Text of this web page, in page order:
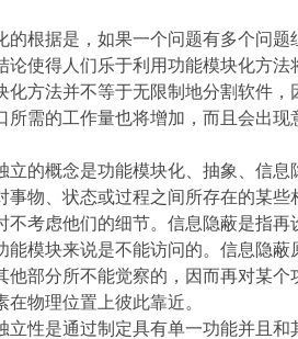
的根据是，如果一个问题有多个问
论使得人们乐于利用功能模块化方
化方法并不等于无限制地分割软件
所需的工作量也将增加，而且会出
立的概念是功能模块化、抽象、信息
事物、状态或过程之间所存在的某
不考虑他们的细节。信息隐蔽是指
能模块来说是不能访问的。信息隐
他部分所不能觉察的，因而再对某
在物理位置上彼此靠近。
立性是通过制定具有单一功能并且